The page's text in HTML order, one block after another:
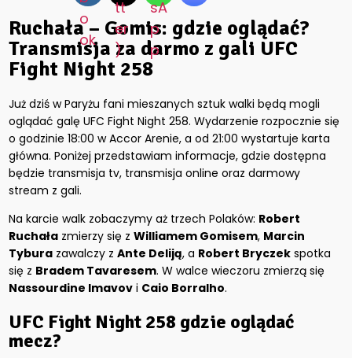
Ruchała – Gomis: gdzie oglądać?
Transmisja za darmo z gali UFC
Fight Night 258
Już dziś w Paryżu fani mieszanych sztuk walki będą mogli
oglądać galę UFC Fight Night 258. Wydarzenie rozpocznie się
o godzinie 18:00 w Accor Arenie, a od 21:00 wystartuje karta
główna. Poniżej przedstawiam informacje, gdzie dostępna
będzie transmisja tv, transmisja online oraz darmowy
stream z gali.
Na karcie walk zobaczymy aż trzech Polaków: Robert
Ruchała zmierzy się zWilliamem Gomisem, Marcin
Tybura zawalczy zAnte Deliją, a Robert Bryczek spotka
się z Bradem Tavaresem. W walce wieczoru zmierzą się
Nassourdine Imavov i Caio Borralho.
UFC Fight Night 258 gdzie oglądać
mecz?